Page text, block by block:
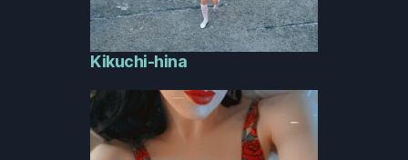
Kikuchi-hina